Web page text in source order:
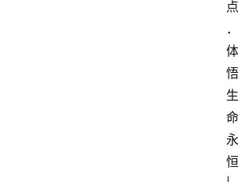
点
．
体
悟
生
命
永
恒